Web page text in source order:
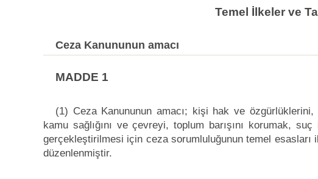
Temel İlkeler ve
Ceza Kanununun amacı
MADDE 1
(1) Ceza Kanununun amacı; kişi hak ve
kamu sağlığını ve çevreyi, toplum barışını korumak,
gerçekleştirilmesi için ceza sorumluluğunun temel
düzenlenmiştir.